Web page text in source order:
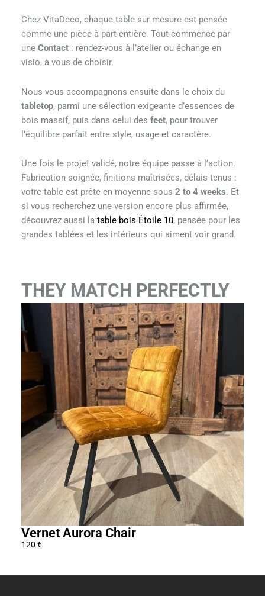
Chez VitaDeco, chaque table sur mesure est pensée
comme une pièce à part entière. Tout commence par
une Contact: rendez-vous à l’atelier ou échange en
visio, à vous de choisir.
Nous vous accompagnons ensuite dans le choix du
tabletop, parmi une sélection exigeante d’essences de
bois massif, puis dans celui des feet, pour trouver
l’équilibre parfait entre style, usage et caractère.
Une fois le projet validé, notre équipe passe à l’action.
Fabrication soignée, finitions maîtrisées, délais tenus :
votre table est prête en moyenne sous 2 to 4 weeks. Et
si vous recherchez une version encore plus affirmée,
découvrez aussi la table bois Étoile 10, pensée pour les
grandes tablées et les intérieurs qui aiment voir grand.
THEY MATCH PERFECTLY
Vernet Aurora Chair
120 €